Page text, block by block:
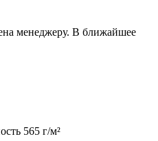
менеджеру. В ближайшее
565 г/м²